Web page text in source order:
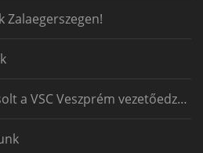
Továbbra is Gunther Zsolt a VSC Veszprém vezetőedzője